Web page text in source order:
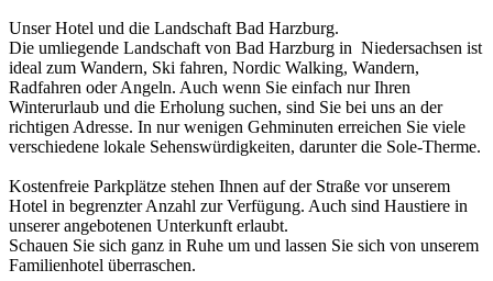
Unser Hotel und die Landschaft Bad Harzburg.
Die umliegende Landschaft von Bad Harzburg in Niedersachsen ist
ideal zum Wandern, Ski fahren, Nordic Walking, Wandern,
Radfahren oder Angeln. Auch wenn Sie einfach nur Ihren
Winterurlaub und die Erholung suchen, sind Sie bei uns an der
richtigen Adresse. In nur wenigen Gehminuten erreichen Sie viele
verschiedene lokale Sehenswürdigkeiten, darunter die Sole-Therme.
Kostenfreie Parkplätze stehen Ihnen auf der Straße vor unserem
Hotel in begrenzter Anzahl zur Verfügung. Auch sind Haustiere in
unserer angebotenen Unterkunft erlaubt.
Schauen Sie sich ganz in Ruhe um und lassen Sie sich von unserem
Familienhotel überraschen.